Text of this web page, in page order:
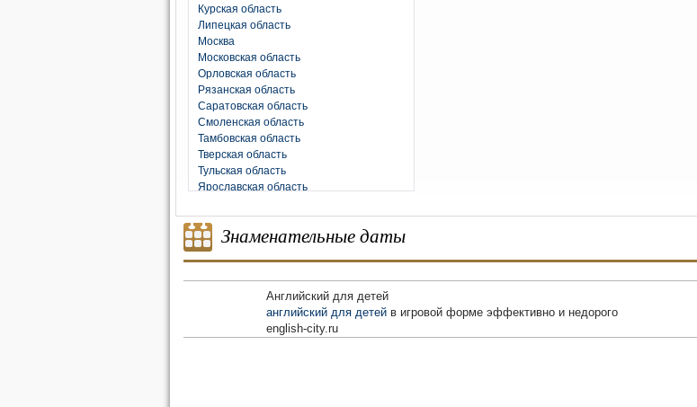
Курская область
Липецкая область
Москва
Московская область
Орловская область
Рязанская область
Саратовская область
Смоленская область
Тамбовская область
Тверская область
Тульская область
Ярославская область
Знаменательные даты
Английский для детей
английский для детей в игровой форме эффективно и недорого
english-city.ru